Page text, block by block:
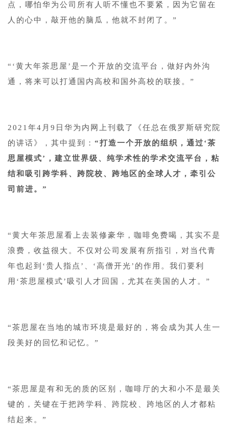
点，哪怕华为公司所有人听不懂也不要紧，因为它留在
人的心中，敲开他的脑瓜，他就不封闭了。”
“‘黄大年茶思屋’是一个开放的交流平台，做好内外沟
通，将来可以打通国内高校和国外高校的联接。”
2021年4月9日华为内网上刊载了《任总在俄罗斯研究院
的讲话》，其中提到： “打造一个开放的组织，通过‘茶
思屋模式’，建立世界级、纯学术性的学术交流平台，粘
结和吸引跨学科、跨院校、跨地区的全球人才，牵引公
司前进。”
“黄大年茶思屋看上去装修豪华，咖啡免费喝，其实不是
浪费，收益很大。不仅对公司发展有所指引，对当代青
年也起到‘贵人指点’、‘高僧开光’的作用。我们要利
用‘茶思屋模式’吸引人才回国，尤其在美国的人才。”
“茶思屋在当地的城市环境是最好的，将会成为其人生一
段美好的回忆和记忆。”
“茶思屋是有和无的质的区别，咖啡厅的大和小不是最关
键的，关键在于把跨学科、跨院校、跨地区的人才都粘
结起来。”